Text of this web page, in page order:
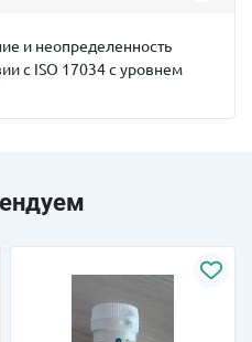
и неопределенность
с ISO 17034 с уровнем